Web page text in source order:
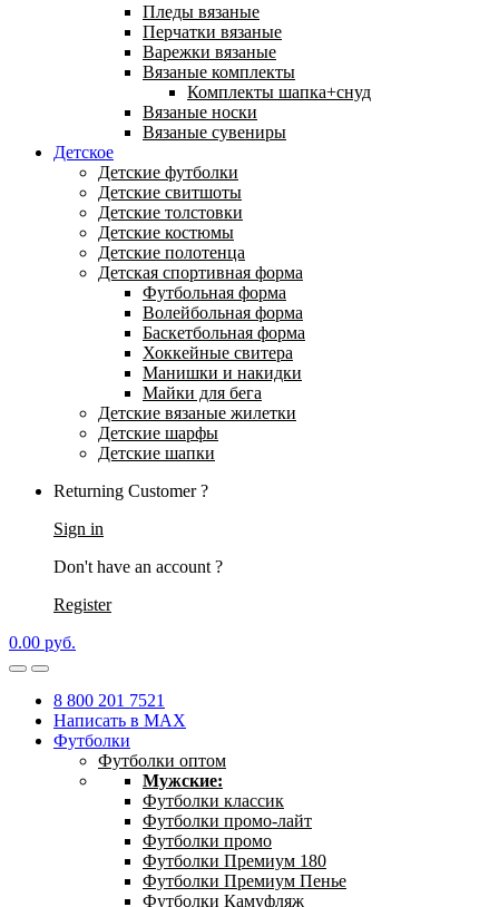
Пледы вязаные
Перчатки вязаные
Варежки вязаные
Вязаные комплекты
Комплекты шапка+снуд
Вязаные носки
Вязаные сувениры
Детское
Детские футболки
Детские свитшоты
Детские толстовки
Детские костюмы
Детские полотенца
Детская спортивная форма
Футбольная форма
Волейбольная форма
Баскетбольная форма
Хоккейные свитера
Манишки и накидки
Майки для бега
Детские вязаные жилетки
Детские шарфы
Детские шапки
Returning Customer ?
Sign in
Don't have an account ?
Register
0.00 руб.
8 800 201 7521
Написать в MAX
Футболки
Футболки оптом
Мужские:
Футболки классик
Футболки промо-лайт
Футболки промо
Футболки Премиум 180
Футболки Премиум Пенье
Футболки Камуфляж